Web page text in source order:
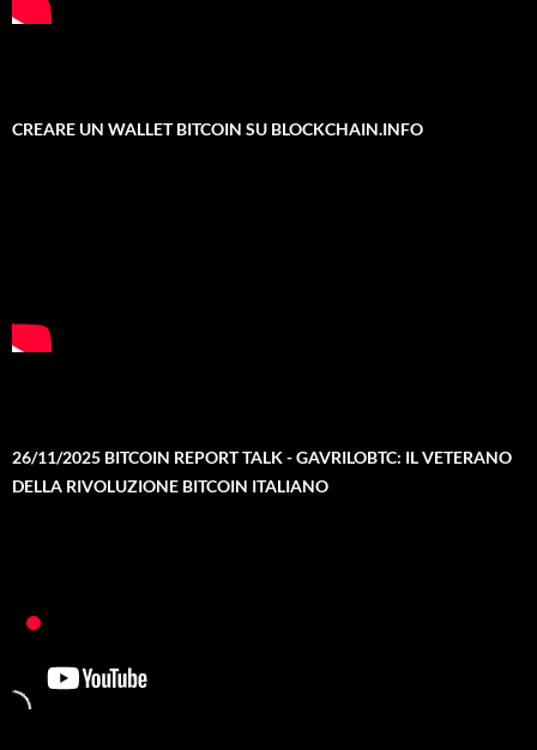
CREARE UN WALLET BITCOIN SU BLOCKCHAIN.INFO
26/11/2025 BITCOIN REPORT TALK - GAVRILOBTC: IL VETERANO
DELLA RIVOLUZIONE BITCOIN ITALIANO